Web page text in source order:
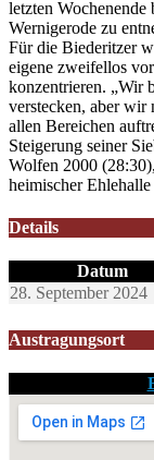
letzten
Wernigerode zu
Für die Biederitzer
eigene zweifellos
konzentrieren. „Wir
verstecken, aber wir
allen Bereichen
Steigerung seiner
Wolfen 2000
heimischer
Details
Datum
28. September 2024
Austragungsort